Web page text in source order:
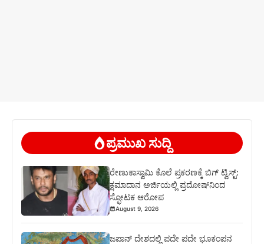
ಪ್ರಮುಖ ಸುದ್ದಿ
ರೇಣುಕಾಸ್ವಾಮಿ ಕೊಲೆ ಪ್ರಕರಣಕ್ಕೆ ಬಿಗ್ ಟ್ವಿಸ್ಟ್:
ಕ್ಷಮಾದಾನ ಅರ್ಜಿಯಲ್ಲಿ ಪ್ರದೋಷ್‌ನಿಂದ
ಸ್ಫೋಟಕ ಆರೋಪ
August 9, 2026
ಜಪಾನ್ ದೇಶದಲ್ಲಿ ಪದೇ ಪದೇ ಭೂಕಂಪನ